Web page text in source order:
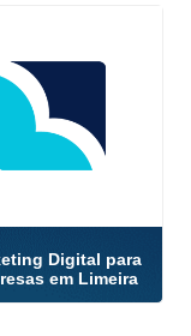
Digital para
em Limeira